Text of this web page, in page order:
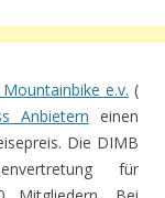
e.v. (
Anbietern einen
Die DIMB
für